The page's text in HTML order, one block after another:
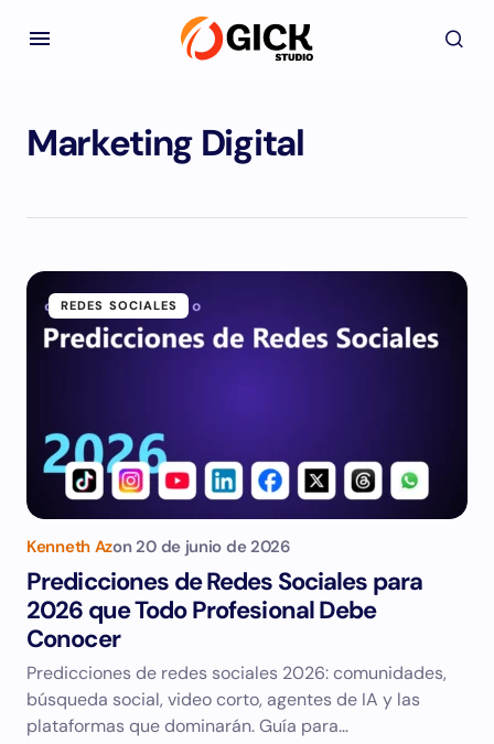
Marketing Digital
REDES SOCIALES
Kenneth Azon 20 de junio de 2026
Predicciones de Redes Sociales para
2026 que Todo Profesional Debe
Conocer
Predicciones de redes sociales 2026: comunidades,
búsqueda social, video corto, agentes de IA y las
plataformas que dominarán. Guía para…